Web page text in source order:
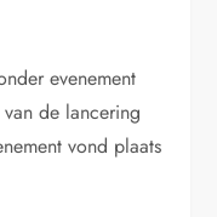
evenement
de lancering
vond plaats